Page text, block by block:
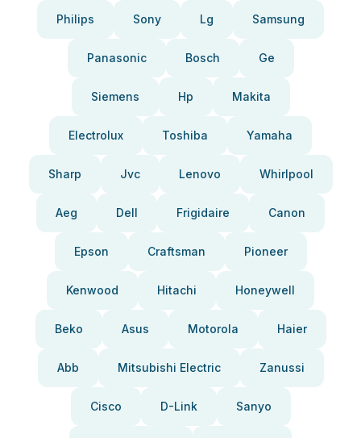
Philips Sony Lg Samsung
Panasonic Bosch Ge
Siemens Hp Makita
Electrolux Toshiba Yamaha
Sharp Jvc Lenovo Whirlpool
Aeg Dell Frigidaire Canon
Epson Craftsman Pioneer
Kenwood Hitachi Honeywell
Beko Asus Motorola Haier
Abb Mitsubishi Electric Zanussi
Cisco D-Link Sanyo